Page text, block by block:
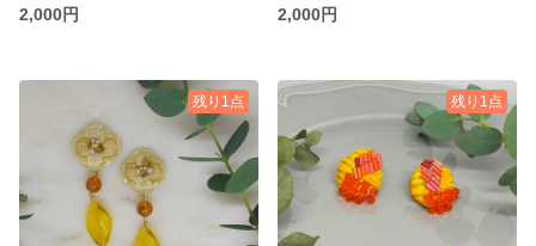
2,000円
2,000円
残り1点 残り1点